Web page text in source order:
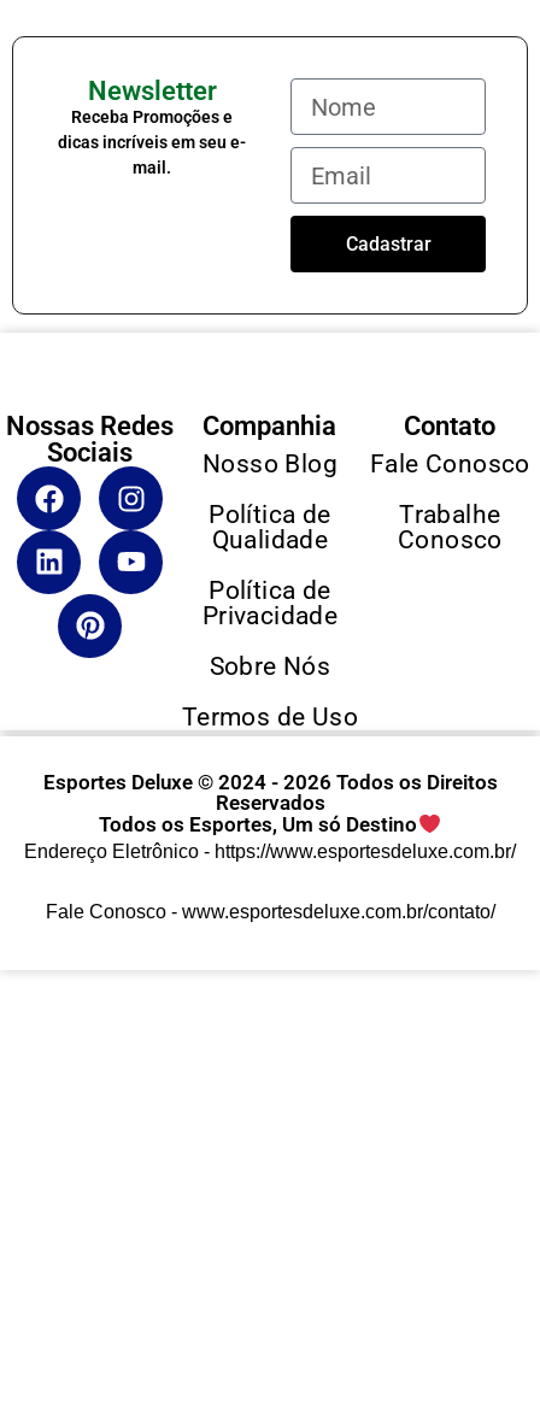
Newsletter
Receba Promoções e
dicas incríveis em seu e-
mail.
Cadastrar
Nossas Redes
Sociais
Companhia
Nosso Blog
Política de
Qualidade
Política de
Privacidade
Sobre Nós
Termos de Uso
Contato
Fale Conosco
Trabalhe
Conosco
Esportes Deluxe © 2024 - 2026 Todos os Direitos
Reservados
Todos os Esportes, Um só Destino
Endereço Eletrônico - https://www.esportesdeluxe.com.br/
Fale Conosco - www.esportesdeluxe.com.br/contato/